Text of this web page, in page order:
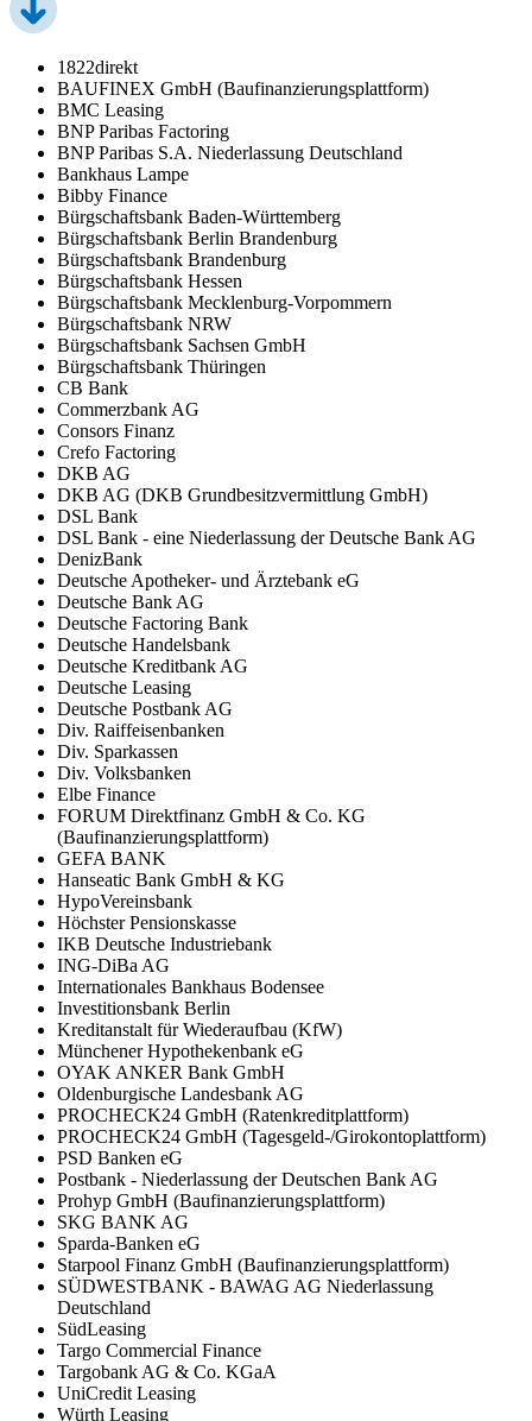
1822direkt
BAUFINEX GmbH (Baufinanzierungsplattform)
BMC Leasing
BNP Paribas Factoring
BNP Paribas S.A. Niederlassung Deutschland
Bankhaus Lampe
Bibby Finance
Bürgschaftsbank Baden-Württemberg
Bürgschaftsbank Berlin Brandenburg
Bürgschaftsbank Brandenburg
Bürgschaftsbank Hessen
Bürgschaftsbank Mecklenburg-Vorpommern
Bürgschaftsbank NRW
Bürgschaftsbank Sachsen GmbH
Bürgschaftsbank Thüringen
CB Bank
Commerzbank AG
Consors Finanz
Crefo Factoring
DKB AG
DKB AG (DKB Grundbesitzvermittlung GmbH)
DSL Bank
DSL Bank - eine Niederlassung der Deutsche Bank AG
DenizBank
Deutsche Apotheker- und Ärztebank eG
Deutsche Bank AG
Deutsche Factoring Bank
Deutsche Handelsbank
Deutsche Kreditbank AG
Deutsche Leasing
Deutsche Postbank AG
Div. Raiffeisenbanken
Div. Sparkassen
Div. Volksbanken
Elbe Finance
FORUM Direktfinanz GmbH & Co. KG
(Baufinanzierungsplattform)
GEFA BANK
Hanseatic Bank GmbH & KG
HypoVereinsbank
Höchster Pensionskasse
IKB Deutsche Industriebank
ING-DiBa AG
Internationales Bankhaus Bodensee
Investitionsbank Berlin
Kreditanstalt für Wiederaufbau (KfW)
Münchener Hypothekenbank eG
OYAK ANKER Bank GmbH
Oldenburgische Landesbank AG
PROCHECK24 GmbH (Ratenkreditplattform)
PROCHECK24 GmbH (Tagesgeld-/Girokontoplattform)
PSD Banken eG
Postbank - Niederlassung der Deutschen Bank AG
Prohyp GmbH (Baufinanzierungsplattform)
SKG BANK AG
Sparda-Banken eG
Starpool Finanz GmbH (Baufinanzierungsplattform)
SÜDWESTBANK - BAWAG AG Niederlassung
Deutschland
SüdLeasing
Targo Commercial Finance
Targobank AG & Co. KGaA
UniCredit Leasing
Würth Leasing